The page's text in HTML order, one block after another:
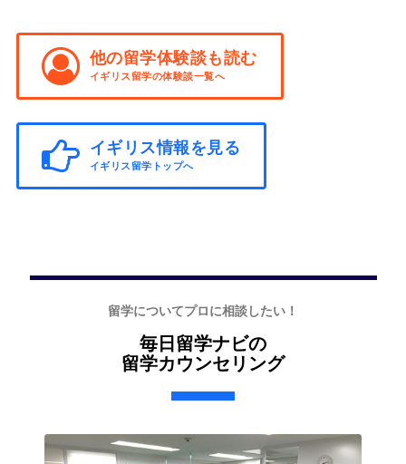
他の留学体験談も読む
イギリス留学の体験談一覧へ
イギリス情報を見る
イギリス留学トップへ
留学についてプロに相談したい！
毎日留学ナビの
留学カウンセリング